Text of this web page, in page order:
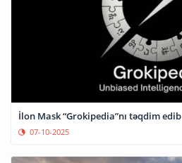
İlon Mask “Grokipedia”nı təqdim edib
07-10-2025